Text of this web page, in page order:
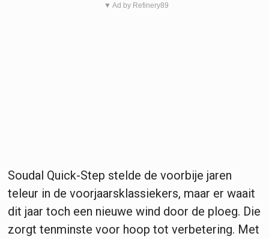
▼ Ad by Refinery89
Soudal Quick-Step stelde de voorbije jaren
teleur in de voorjaarsklassiekers, maar er waait
dit jaar toch een nieuwe wind door de ploeg. Die
zorgt tenminste voor hoop tot verbetering. Met